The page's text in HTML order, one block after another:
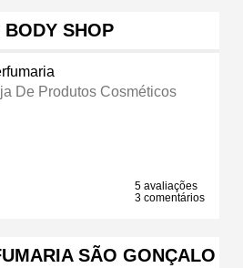
BODY SHOP
De Produtos Cosméticos
5 avaliações
3 comentários
SÃO GONÇALO